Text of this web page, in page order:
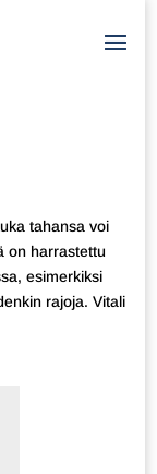
tahansa voi
on harrastettu
esimerkiksi
rajoja. Vitali